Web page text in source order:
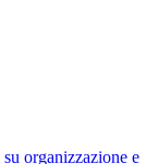
organizzazione e